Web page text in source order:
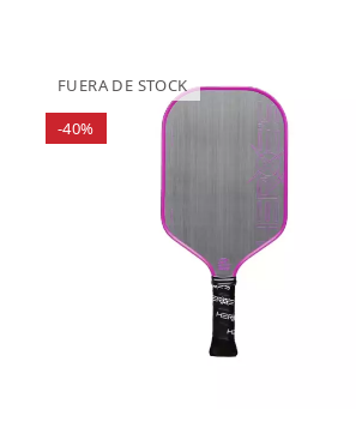
FUERA DE STOCK
-40%